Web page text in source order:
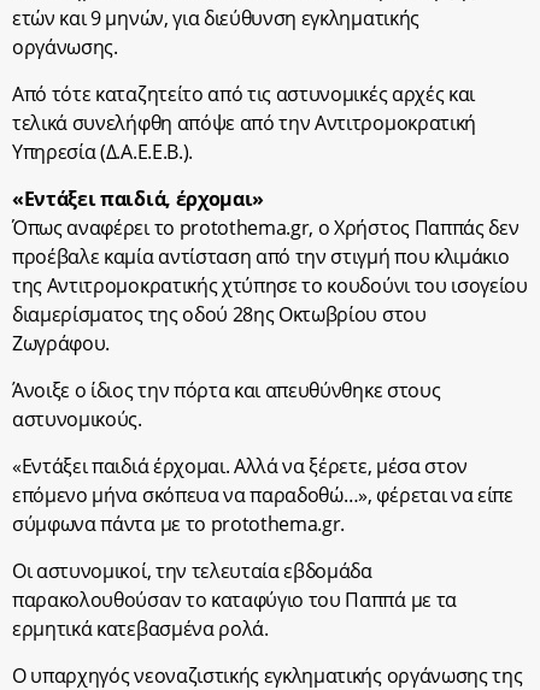
ετών και 9 μηνών, για διεύθυνση εγκληματικής
οργάνωσης.
Από τότε καταζητείτο από τις αστυνομικές αρχές και
τελικά συνελήφθη απόψε από την Αντιτρομοκρατική
Υπηρεσία (Δ.Α.Ε.Ε.Β.).
«Εντάξει παιδιά, έρχομαι»
Όπως αναφέρει το protothema.gr, ο Χρήστος Παππάς δεν
προέβαλε καμία αντίσταση από την στιγμή που κλιμάκιο
της Αντιτρομοκρατικής χτύπησε το κουδούνι του ισογείου
διαμερίσματος της οδού 28ης Οκτωβρίου στου
Ζωγράφου.
Άνοιξε ο ίδιος την πόρτα και απευθύνθηκε στους
αστυνομικούς.
«Εντάξει παιδιά έρχομαι. Αλλά να ξέρετε, μέσα στον
επόμενο μήνα σκόπευα να παραδοθώ…», φέρεται να είπε
σύμφωνα πάντα με το protothema.gr.
Οι αστυνομικοί, την τελευταία εβδομάδα
παρακολουθούσαν το καταφύγιο του Παππά με τα
ερμητικά κατεβασμένα ρολά.
O υπαρχηγός νεοναζιστικής εγκληματικής οργάνωσης της